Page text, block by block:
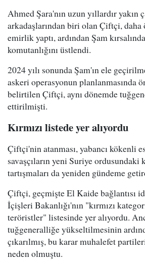
Ahmed Şara'nın uzun yıllardır yakın
arkadaşlarından biri olan Çiftçi, daha
emirlik yaptı, ardından Şam
komutanlığını üstlendi.
2024 yılı sonunda Şam'ın ele
askeri operasyonun planlanmasında
belirtilen Çiftçi, aynı dönemde
ettirilmişti.
Kırmızı listede yer alıyordu
Çiftçi'nin atanması, yabancı kökenli
savaşçıların yeni Suriye
tartışmaları da yeniden gündeme
Çiftçi, geçmişte El Kaide bağlantısı
İçişleri Bakanlığı'nın "kırmızı
teröristler" listesinde yer alıyordu.
tuğgeneralliğe yükseltilmesinin
çıkarılmış, bu karar muhalefet
neden olmuştu.